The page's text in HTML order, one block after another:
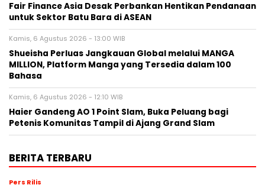
Fair Finance Asia Desak Perbankan Hentikan Pendanaan
untuk Sektor Batu Bara di ASEAN
Kamis, 6 Agustus 2026 - 13:00 WIB
Shueisha Perluas Jangkauan Global melalui MANGA
MILLION, Platform Manga yang Tersedia dalam 100
Bahasa
Kamis, 6 Agustus 2026 - 12:10 WIB
Haier Gandeng AO 1 Point Slam, Buka Peluang bagi
Petenis Komunitas Tampil di Ajang Grand Slam
BERITA TERBARU
Pers Rilis